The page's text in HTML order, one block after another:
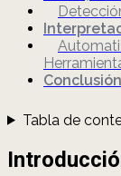
Tabla de